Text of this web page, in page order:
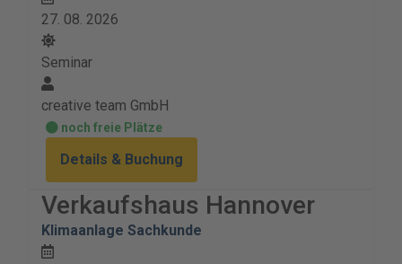
27. 08. 2026
Seminar
creative team GmbH
noch freie Plätze
Details & Buchung
Verkaufshaus Hannover
Klimaanlage Sachkunde